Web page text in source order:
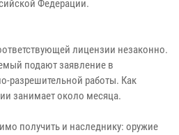
Федерации.
лицензии незаконно.
подают заявление в
разрешительной работы. Как
занимает около месяца.
получить и наследнику: оружие